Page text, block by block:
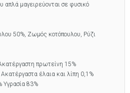
απλά μαγειρεύονται σε φυσικό
50%, Ζωμός κοτόπουλου, Ρύζι
πρωτείνη 15%
έλαια και λίπη 0,1%
Υγρασία 83%